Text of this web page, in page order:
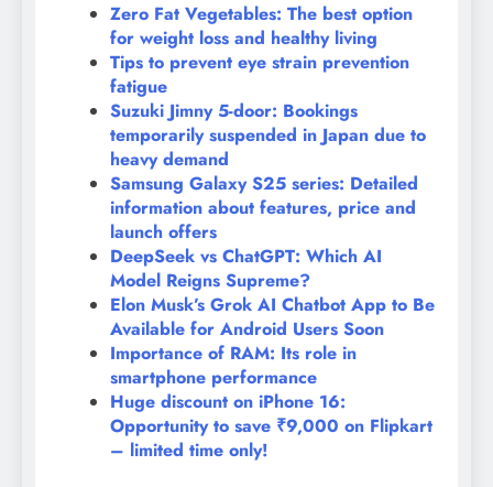
Zero Fat Vegetables: The best option
for weight loss and healthy living
Tips to prevent eye strain prevention
fatigue
Suzuki Jimny 5-door: Bookings
temporarily suspended in Japan due to
heavy demand
Samsung Galaxy S25 series: Detailed
information about features, price and
launch offers
DeepSeek vs ChatGPT: Which AI
Model Reigns Supreme?
Elon Musk’s Grok AI Chatbot App to Be
Available for Android Users Soon
Importance of RAM: Its role in
smartphone performance
Huge discount on iPhone 16:
Opportunity to save ₹9,000 on Flipkart
– limited time only!